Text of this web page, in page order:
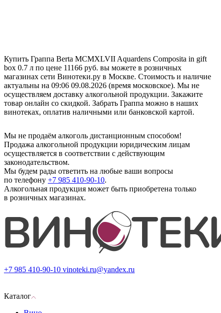
Купить Граппа Berta MCMXLVII Aquardens Composita in gift
box 0.7 л по цене 11166 руб. вы можете в розничных
магазинах сети Винотеки.ру в Москве. Стоимость и наличие
актуальны на 09:06 09.08.2026 (время московское). Мы не
осуществляем доставку алкогольной продукции. Закажите
товар онлайн со скидкой. Забрать Граппа можно в наших
винотеках, оплатив наличными или банковской картой.
Мы не продаём алкоголь дистанционным способом!
Продажа алкогольной продукции юридическим лицам
осуществляется в соответствии с действующим
законодательством.
Мы будем рады ответить на любые ваши вопросы
по телефону +7 985 410-90-10.
Алкогольная продукция может быть приобретена только
в розничных магазинах.
+7 985 410-90-10 vinoteki.ru@yandex.ru
Каталог